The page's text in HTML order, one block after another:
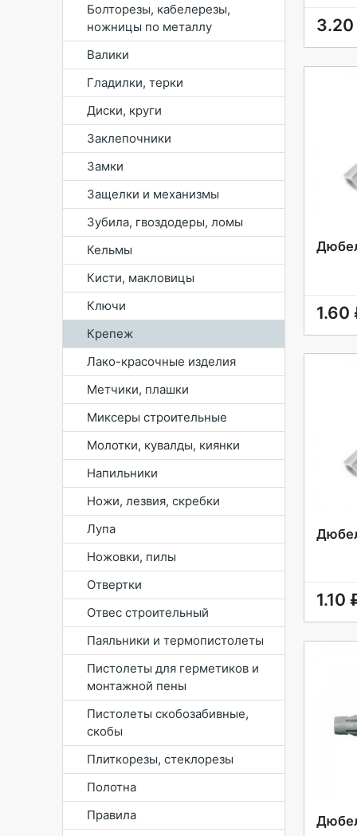
Болторезы, кабелерезы,
ножницы по металлу
Валики
Гладилки, терки
Диски, круги
Заклепочники
Замки
Защелки и механизмы
Зубила, гвоздодеры, ломы
Кельмы
Кисти, макловицы
Ключи
Крепеж
Лако-красочные изделия
Метчики, плашки
Миксеры строительные
Молотки, кувалды, киянки
Напильники
Ножи, лезвия, скребки
Лупа
Ножовки, пилы
Отвертки
Отвес строительный
Паяльники и термопистолеты
Пистолеты для герметиков и
монтажной пены
Пистолеты скобозабивные,
скобы
Плиткорезы, стеклорезы
Полотна
Правила
1.60
1.10